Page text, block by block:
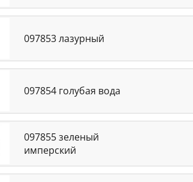
097853 лазурный
097854 голубая вода
097855 зеленый
имперский